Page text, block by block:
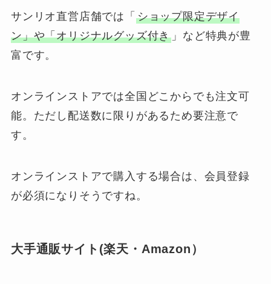
サンリオ直営店舗では「 ショップ限定デザイ
ン」や「オリジナルグッズ付き 」など特典が豊
富です。
オンラインストアでは全国どこからでも注文可
能。ただし配送数に限りがあるため要注意で
す。
オンラインストアで購入する場合は、会員登録
が必須になりそうですね。
大手通販サイト(楽天・Amazon）